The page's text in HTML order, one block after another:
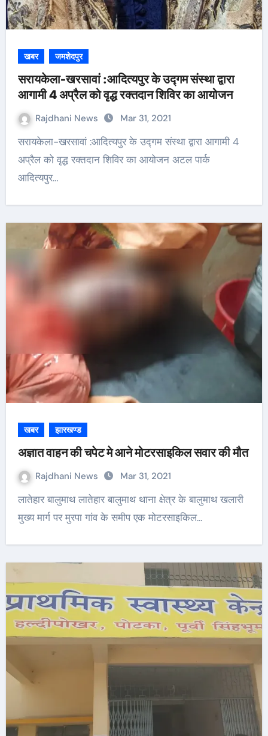
खबर जमशेदपुर
सरायकेला-खरसावां :आदित्यपुर के उद्गम संस्था द्वारा
आगामी 4 अप्रैल को वृद्ध रक्तदान शिविर का आयोजन
Rajdhani News Mar 31, 2021
सरायकेला-खरसावां :आदित्यपुर के उद्गम संस्था द्वारा आगामी 4
अप्रैल को वृद्ध रक्तदान शिविर का आयोजन अटल पार्क
आदित्यपुर…
खबर झारखण्ड
अज्ञात वाहन की चपेट मे आने मोटरसाइकिल सवार की मौत
Rajdhani News Mar 31, 2021
लातेहार बालुमाथ लातेहार बालुमाथ थाना क्षेत्र के बालुमाथ खलारी
मुख्य मार्ग पर मुरपा गांव के समीप एक मोटरसाइकिल…